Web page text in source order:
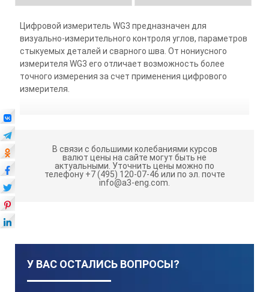
Цифровой измеритель WG3 предназначен для
визуально-измерительного контроля углов, параметров
стыкуемых деталей и сварного шва. От нониусного
измерителя WG3 его отличает возможность более
точного измерения за счет применения цифрового
измерителя.
В связи с большими колебаниями курсов
валют цены на сайте могут быть не
актуальными. Уточнить цены можно по
телефону +7 (495) 120-07-46 или по эл. почте
info@a3-eng.com.
У ВАС ОСТАЛИСЬ ВОПРОСЫ?